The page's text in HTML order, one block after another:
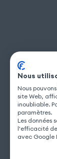
Nous
Nous
site Web,
inoubliable.
paramètres.
Les données
l'efficacité
avec Google